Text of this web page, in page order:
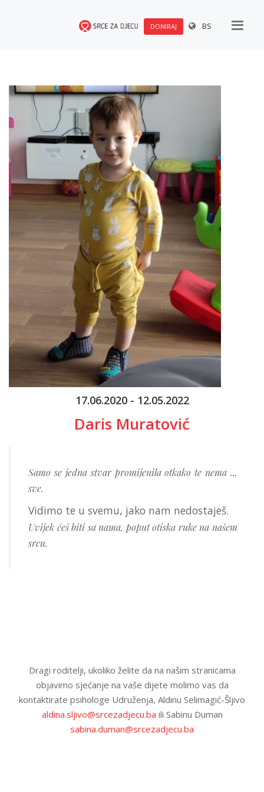
DONIRAJ BS
17.06.2020 - 12.05.2022
Daris Muratović
Samo se jedna stvar promijenila otkako te nema ...
sve.
Vidimo te u svemu, jako nam nedostaješ.
Uvijek ćeš biti sa nama, poput otiska ruke na našem
srcu.
Dragi roditelji, ukoliko želite da na našim stranicama
objavimo sjećanje na vaše dijete molimo vas da
kontaktirate psihologe Udruženja, Aldinu Selimagić-Šljivo
aldina.sljivo@srcezadjecu.ba ili Sabinu Duman
sabina.duman@srcezadjecu.ba